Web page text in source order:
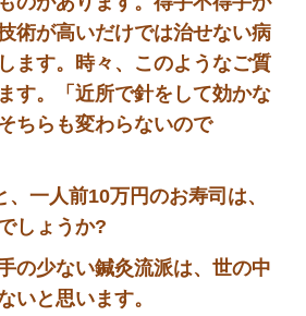
術が高いだけでは治せない病
ます。時々、このようなご質
す。「近所で針をして効かな
ちらも変わらないので
一人前10万円のお寿司は、
しょうか?
の少ない鍼灸流派は、世の中
いと思います。